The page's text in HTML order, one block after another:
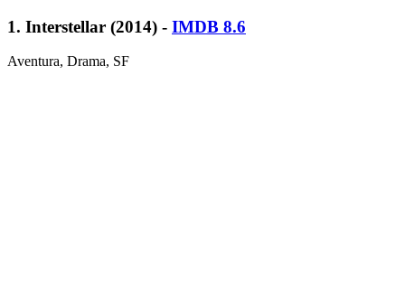
1. Interstellar (2014) - IMDB 8.6
Aventura, Drama, SF